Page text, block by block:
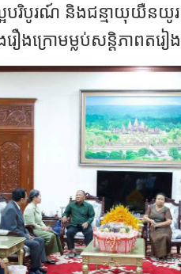
បូរណ៍ និងជន្មាយុយឺនយូរ ដើ
ងរឿងក្រោមម្លប់សន្តិភាពតរ